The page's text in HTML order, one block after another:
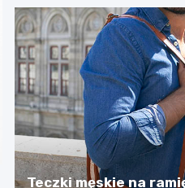
Teczki męskie na